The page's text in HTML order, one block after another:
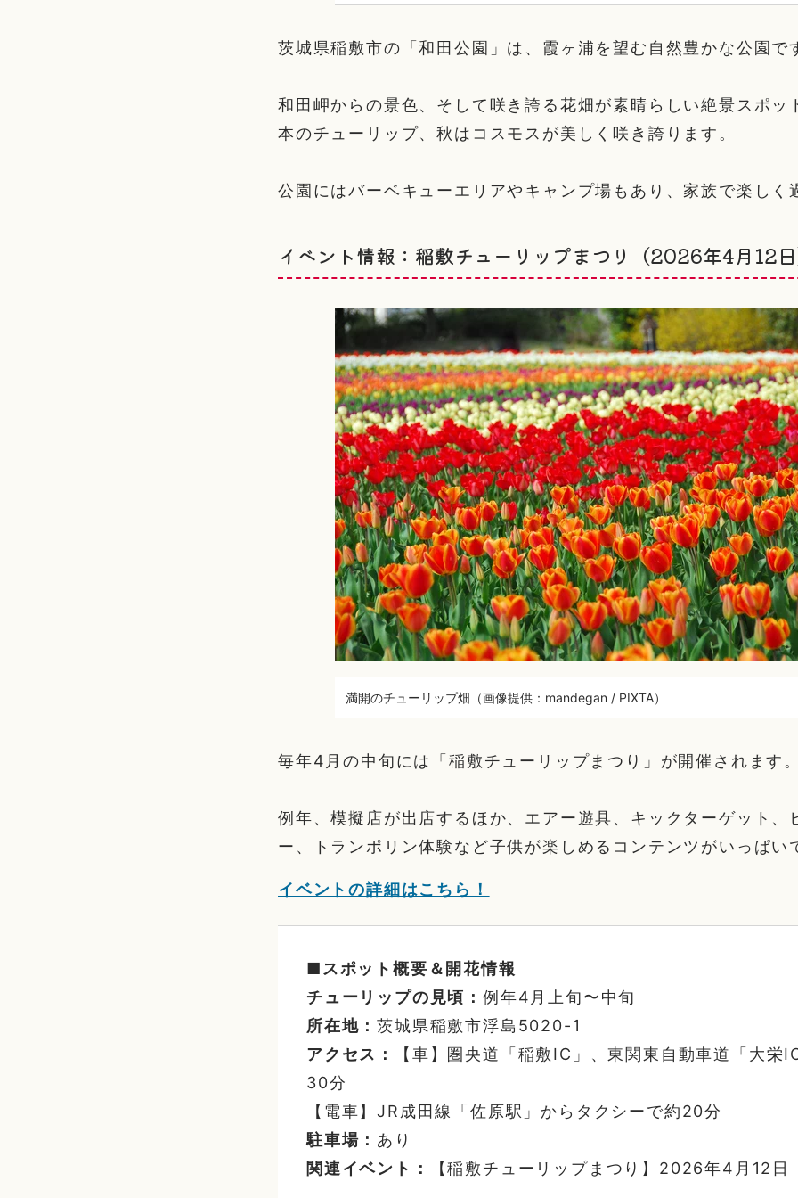
茨城県稲敷市の「和田公園」は、霞ヶ浦を望む自然豊かな公園で
和田岬からの景色、そして咲き誇る花畑が素晴らしい絶景スポッ
本のチューリップ、秋はコスモスが美しく咲き誇ります。
公園にはバーベキューエリアやキャンプ場もあり、家族で楽しく
イベント情報：稲敷チューリップまつり（2026年4月12
満開のチューリップ畑（画像提供：mandegan / PIXTA）
毎年4月の中旬には「稲敷チューリップまつり」が開催されます
例年、模擬店が出店するほか、エアー遊具、キックターゲット、
ー、トランポリン体験など子供が楽しめるコンテンツがいっぱい
イベントの詳細はこちら！
■スポット概要＆開花情報
チューリップの見頃： 例年4月上旬〜中旬
所在地：茨城県稲敷市浮島5020-1
アクセス：
【車】圏央道「稲敷IC」、東関東自動車道「大栄
30分
【電車】JR成田線「佐原駅」からタクシーで約20分
駐車場： あり
関連イベント：
【稲敷チューリップまつり】2026年4月12日